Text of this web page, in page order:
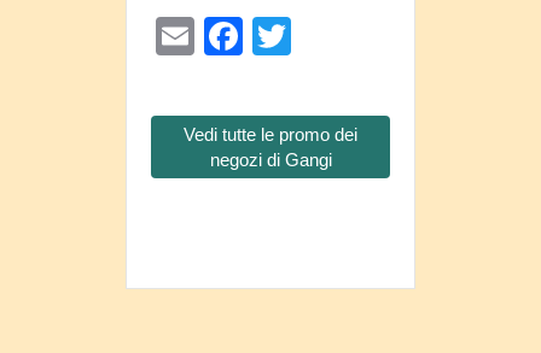
EmailFacebook
Vedi tutte le promo dei
negozi di Gangi